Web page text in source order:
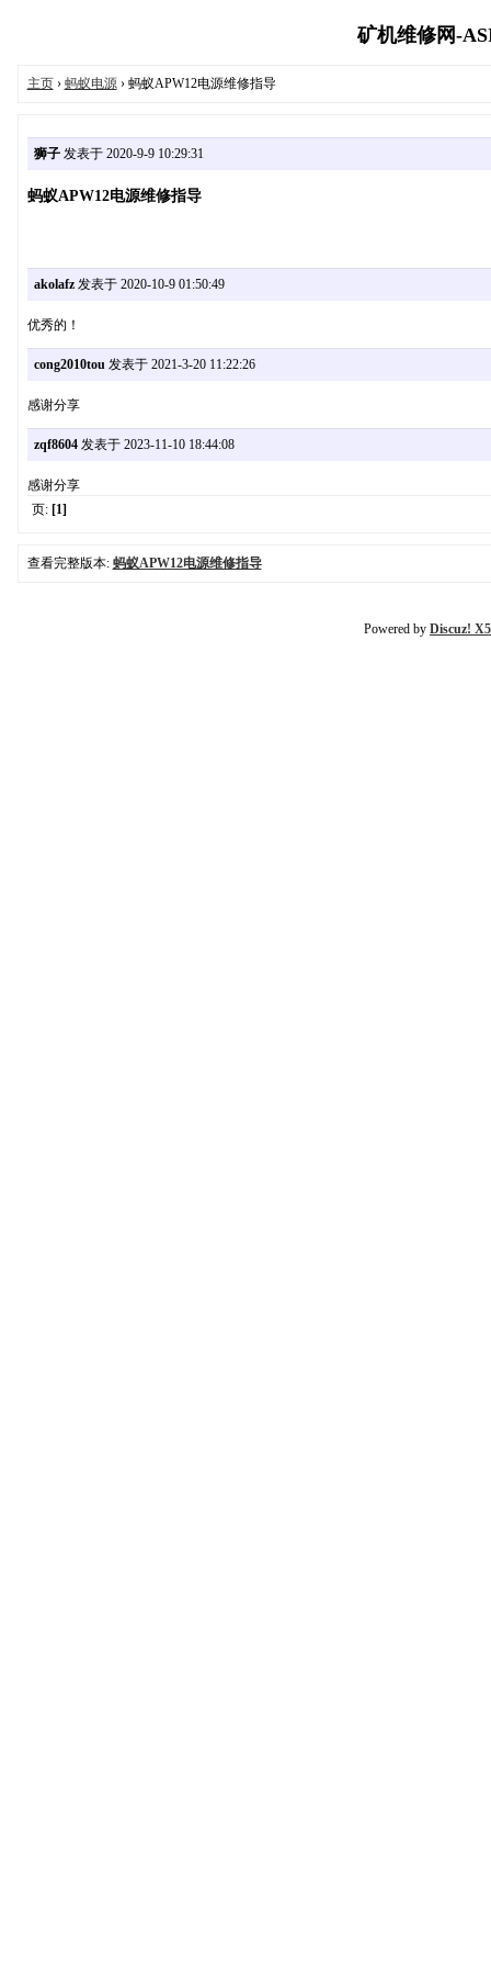
矿机维修网-
主页› 蚂蚁电源› 蚂蚁APW12电源维修指导
狮子发表于 2020-9-9 10:29:31
蚂蚁APW12电源维修指导
akolafz发表于 2020-10-9 01:50:49
优秀的！
cong2010tou发表于 2021-3-20 11:22:26
感谢分享
zqf8604发表于 2023-11-10 18:44:08
感谢分享
页: [1]
查看完整版本: 蚂蚁APW12电源维修指导
Powered by Discuz!